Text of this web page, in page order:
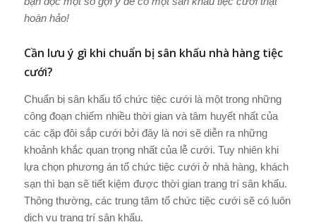
hoàn hảo!
Cần lưu ý gì khi chuẩn bị sân khấu nhà hàng tiệc
cưới?
Chuẩn bị sân khấu tổ chức tiệc cưới là một trong những
công đoạn chiếm nhiều thời gian và tâm huyết nhất của
các cặp đôi sắp cưới bởi đây là nơi sẽ diễn ra những
khoảnh khắc quan trọng nhất của lễ cưới. Tuy nhiên khi
lựa chọn phương án tổ chức tiệc cưới ở nhà hàng, khách
sạn thì bạn sẽ tiết kiệm được thời gian trang trí sân khấu.
Thông thường, các trung tâm tổ chức tiệc cưới sẽ có luôn
dịch vụ trang trí sân khấu.